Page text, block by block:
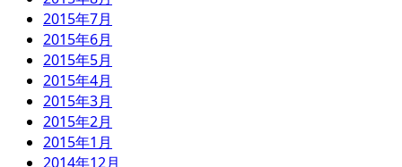
2015年7月
2015年6月
2015年5月
2015年4月
2015年3月
2015年2月
2015年1月
2014年12月